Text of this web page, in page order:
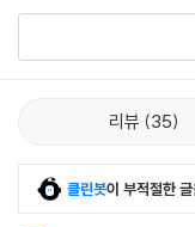
도 무차별적으로 저주라
고 생각했기 때문이다. (‘
난폭한 음모와 배신, 무
인 저주를 푸는 건 운명
아닌 누구도 죽지 않기
리뷰 35
클린봇이 부적절한